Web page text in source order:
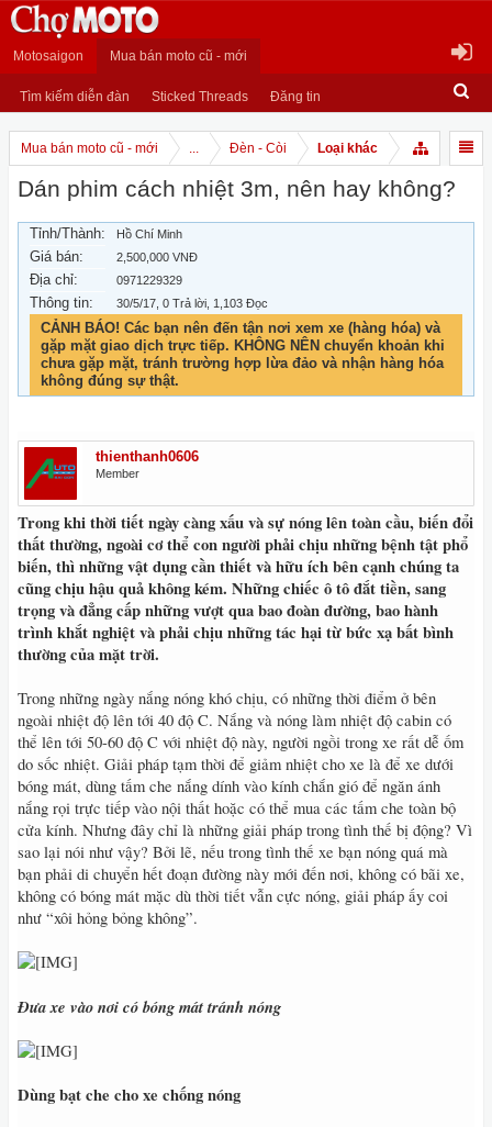
Motosaigon Mua bán moto cũ - mới
Tìm kiếm diễn đàn Sticked Threads Đăng tin
Mua bán moto cũ - mới ... Đèn - Còi Loại khác
Dán phim cách nhiệt 3m, nên hay không?
Tỉnh/Thành: Hồ Chí Minh
Giá bán: 2,500,000 VNĐ
Địa chỉ: 0971229329
Thông tin: 30/5/17 , 0 Trả lời, 1,103 Đọc
CẢNH BÁO! Các bạn nên đến tận nơi xem xe (hàng hóa) và
gặp mặt giao dịch trực tiếp. KHÔNG NÊN chuyển khoản khi
chưa gặp mặt, tránh trường hợp lừa đảo và nhận hàng hóa
không đúng sự thật.
thienthanh0606
Member
Trong khi thời tiết ngày càng xấu và sự nóng lên toàn cầu, biến đổi
thất thường, ngoài cơ thể con người phải chịu những bệnh tật phổ
biến, thì những vật dụng cần thiết và hữu ích bên cạnh chúng ta
cũng chịu hậu quả không kém. Những chiếc ô tô đắt tiền, sang
trọng và đẳng cấp những vượt qua bao đoàn đường, bao hành
trình khắt nghiệt và phải chịu những tác hại từ bức xạ bất bình
thường của mặt trời.
Trong những ngày nắng nóng khó chịu, có những thời điểm ở bên
ngoài nhiệt độ lên tới 40 độ C. Nắng và nóng làm nhiệt độ cabin có
thể lên tới 50-60 độ C với nhiệt độ này, người ngồi trong xe rất dễ ốm
do sốc nhiệt. Giải pháp tạm thời để giảm nhiệt cho xe là để xe dưới
bóng mát, dùng tấm che nắng dính vào kính chắn gió để ngăn ánh
nắng rọi trực tiếp vào nội thất hoặc có thể mua các tấm che toàn bộ
cửa kính. Nhưng đây chỉ là những giải pháp trong tình thế bị động? Vì
sao lại nói như vậy? Bởi lẽ, nếu trong tình thế xe bạn nóng quá mà
bạn phải di chuyển hết đoạn đường này mới đến nơi, không có bãi xe,
không có bóng mát mặc dù thời tiết vẫn cực nóng, giải pháp ấy coi
như “xôi hỏng bỏng không”.
Đưa xe vào nơi có bóng mát tránh nóng
Dùng bạt che cho xe chống nóng